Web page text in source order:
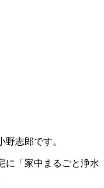
野志郎です。
に「家中まるごと浄水